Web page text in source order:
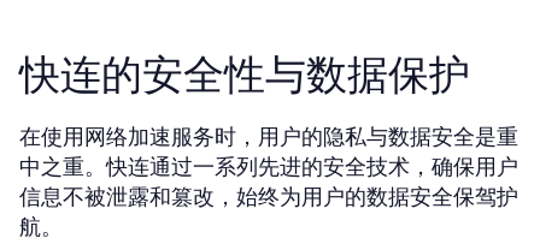
快连的安全性与数据保护
在使用网络加速服务时，用户的隐私与数据安全是重
中之重。快连通过一系列先进的安全技术，确保用户
信息不被泄露和篡改，始终为用户的数据安全保驾护
航。